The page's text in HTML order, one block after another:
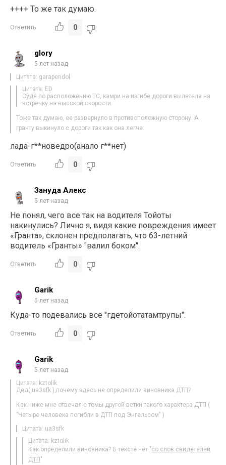
++++ То же так думаю.
Ответить 0
glory
5 лет назад
Цитата: garaperidol
Цитата: ED
Судя по расположению ТС, камри на изгибе дороги вылетела на
встречку на высокой скорости.
Тоже так думаю, ее развернуло в противоположную сторону. А
гранту выкинуло с дороги так как она легче.
лада-г**новедро(анало г**нет)
Ответить 0
Зануда Алекс
5 лет назад
Не понял, чего все так на водителя Тойоты
накинулись? Лично я, видя какие повреждения имеет
«Гранта», склонен предполагать, что 63-летний
водитель «Гранты» "валил боком".
Ответить 0
Garik
5 лет назад
Куда-то подевались все "гдетойотатамтрупы".
Ответить 0
Garik
5 лет назад
Цитата: kztolik
Дед( ua3sfk ),почему здесь не определили виновника ДТП?
Как ниже мне отвечал с темы другой ветки такого характера ДТП (
"Четыре человека погибли в ДТП под Энгельсом" )
Цитата: ua3sfk
Цитата: kztolik
Как определили виновника? В тексте нет "со слов свидетелей
ДТП "